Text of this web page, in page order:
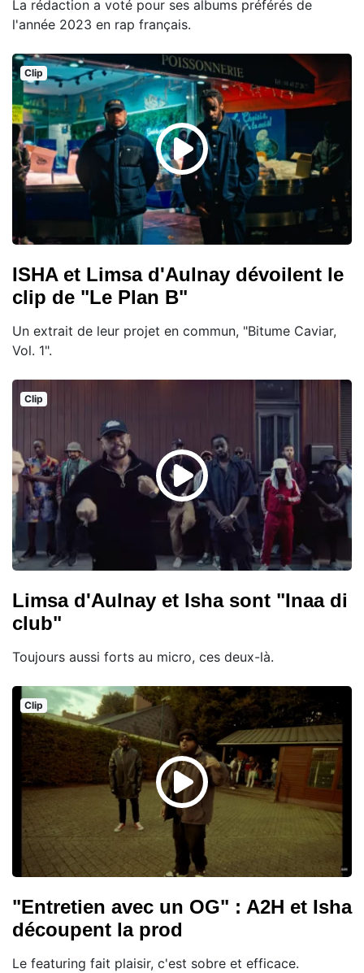
La rédaction a voté pour ses albums préférés de
l'année 2023 en rap français.
Clip
ISHA et Limsa d'Aulnay dévoilent le
clip de "Le Plan B"
Un extrait de leur projet en commun, "Bitume Caviar,
Vol. 1".
Clip
Limsa d'Aulnay et Isha sont "Inaa di
club"
Toujours aussi forts au micro, ces deux-là.
Clip
"Entretien avec un OG" : A2H et Isha
découpent la prod
Le featuring fait plaisir, c'est sobre et efficace.